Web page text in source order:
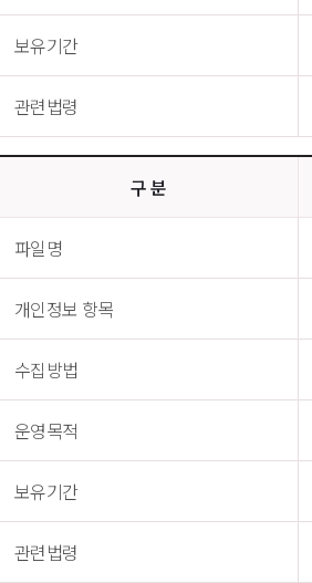
보유기간
관련법령
구 분
파일명
개인정보 항목
수집방법
운영목적
보유기간
관련법령